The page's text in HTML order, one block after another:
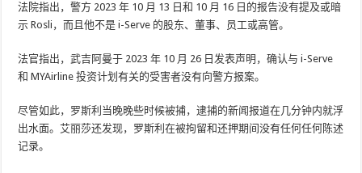
法院指出，警方 2023 年 10 月 13 日和 10 月 16 日的报告没有提及或暗
示 Rosli，而且他不是 i-Serve 的股东、董事、员工或高管。
法官指出，武吉阿曼于 2023 年 10 月 26 日发表声明，确认与 i-Serve
和 MYAirline 投资计划有关的受害者没有向警方报案。
尽管如此，罗斯利当晚晚些时候被捕，逮捕的新闻报道在几分钟内就浮
出水面。艾丽莎还发现，罗斯利在被拘留和还押期间没有任何任何陈述
记录。